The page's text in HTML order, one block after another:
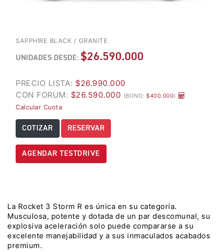
Precio desde $13.690.000
Precio desde $17.690.000
EDITION DESERT
TIGER 900 DESERT EDITION
DESERT
Precio desde $18.590.000
TIGER 1200 RALLY PRO
ADVENTURE
Precio desde $22.990.000
2 ANOS GARANTIA
TRIUMPH CONQUISTA
EL RED BULL
MULTIPROPÃ³SITO
TRIUMPH TI
Agosto JUEVES 27
MAGIC NIGHT |
TRIUMPH REVEAL
SERIES
SAPPHIRE BLACK / GRANITE
UNIDADES DESDE: $26.590.000
PRECIO LISTA: $26.990.000
CON FORUM: $26.590.000 (BONO: $400.000)
Calcular Cuota
COTIZAR RESERVAR
AGENDAR TESTDRIVE
La Rocket 3 Storm R es única en su categoría.
Musculosa, potente y dotada de un par descomunal, su
explosiva aceleración solo puede compararse a su
excelente manejabilidad y a sus inmaculados acabados
premium.